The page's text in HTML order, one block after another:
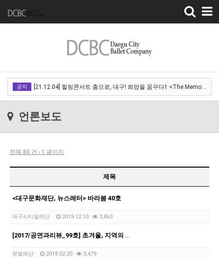
Toggle
navigation
공지 [21.12.04] 힐링콘서트 춤으로, 대구! 희망을 꿈꾸다1 <The Memory of …
[21.11.13] 호두까기인형 아양아트센터
언론보도
전체 80 건 - 1 페이지
제목
<대구문화재단, 뉴스레터> 바라봄 40호
대구시티발레단 2019.12.10 3,863
[2017/공연과리뷰_99호] 초겨울, 지역의 춤 공연 두 편
뮤발레단 2018.02.20 3,479